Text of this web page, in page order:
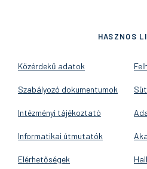
HASZNOS
Közérdekű adatok
Szabályozó dokumentumok
Intézményi tájékoztató
Informatikai útmutatók
Elérhetőségek